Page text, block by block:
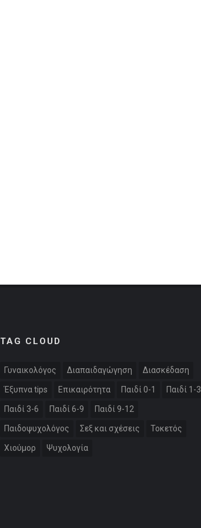
TAG CLOUD
Γυναικολόγος Διαπαιδαγώγηση Διασκέδαση
Έξυπνα tips Επικαιρότητα Παιδί 0-1 Παιδί 1-3
Παιδί 3-6 Παιδί 6-9 Παιδί 9-12
Παιδοψυχολόγος Σεξ και σχέσεις Τοκετός
Χιούμορ Ψυχολογία